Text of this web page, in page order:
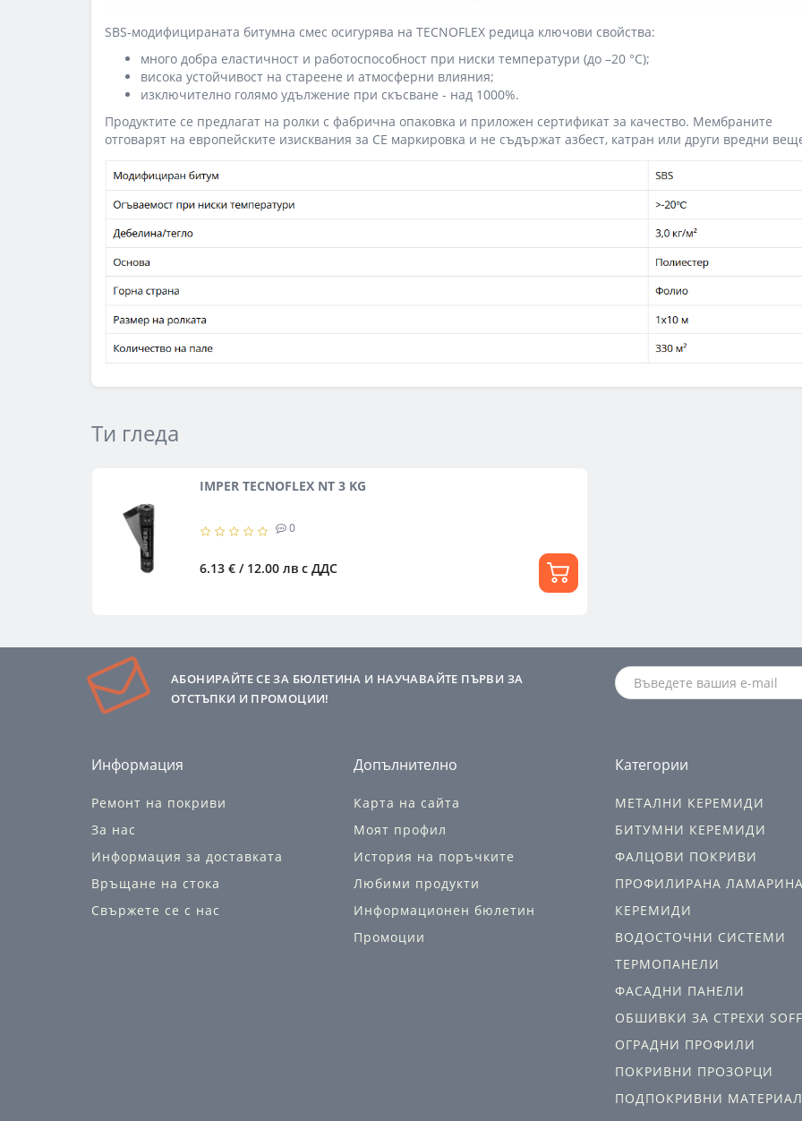
SBS-модифицираната битумна смес осигурява на TECNOFLEX редица ключови свойства:
много добра еластичност и работоспособност при ниски температури (до –20 °C);
висока устойчивост на стареене и атмосферни влияния;
изключително голямо удължение при скъсване - над 1000%.
Продуктите се предлагат на ролки с фабрична опаковка и приложен сертификат за качество. Мембраните
отговарят на европейските изисквания за CE маркировка и не съдържат азбест, катран или други вредни
Ти гледа
IMPER TECNOFLEX NT 3 KG
0
6.13 € / 12.00 лв с ДДС
АБОНИРАЙТЕ СЕ ЗА БЮЛЕТИНА И НАУЧАВАЙТЕ ПЪРВИ ЗА
ОТСТЪПКИ И ПРОМОЦИИ!
Информация
Ремонт на покриви
За нас
Информация за доставката
Връщане на стока
Свържете се с нас
Допълнително
Карта на сайта
Моят профил
История на поръчките
Любими продукти
Информационен бюлетин
Промоции
Категории
МЕТАЛНИ КЕРЕМИДИ
БИТУМНИ КЕРЕМИДИ
ФАЛЦОВИ ПОКРИВИ
ПРОФИЛИРАНА ЛАМАРИНА
КЕРЕМИДИ
ВОДОСТОЧНИ СИСТЕМИ
ТЕРМОПАНЕЛИ
ФАСАДНИ ПАНЕЛИ
ОБШИВКИ ЗА СТРЕХИ
ОГРАДНИ ПРОФИЛИ
ПОКРИВНИ ПРОЗОРЦИ
ПОДПОКРИВНИ